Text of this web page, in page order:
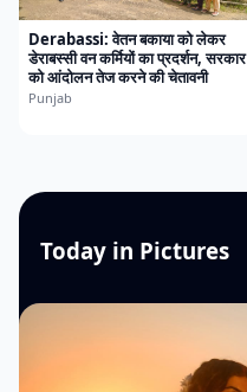
Derabassi: वेतन बकाया को लेकर
डेराबस्सी वन कर्मियों का प्रदर्शन, सरकार
को आंदोलन तेज करने की चेतावनी
Punjab
Today in Pictures